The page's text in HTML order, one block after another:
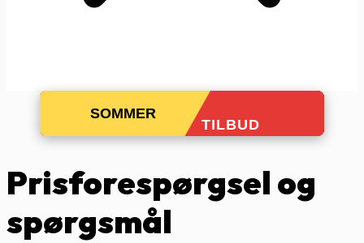
SOMMER
TILBUD
Prisforespørgsel og
spørgsmål